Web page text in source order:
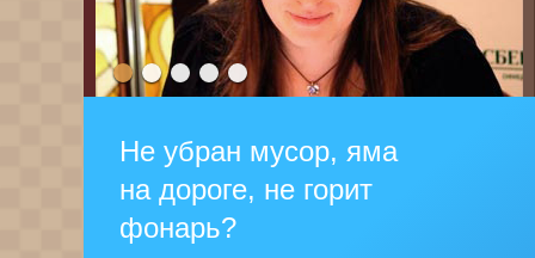
Не убран мусор, яма
на дороге, не горит
фонарь?